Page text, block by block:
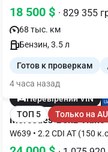
18 500 $ · 829 355
68 тыс. км
Бензин, 3.5 л
Готов к проверкам
4 часа назад
Перевірений VIN
ТОП 5
Только на
Mercedes-Benz Viano